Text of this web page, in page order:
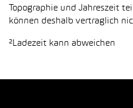
Topographie und Jahreszeit
können deshalb vertraglich
²Ladezeit kann abweichen